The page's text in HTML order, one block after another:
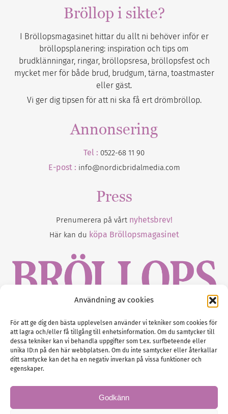
Användning av cookies
För att ge dig den bästa upplevelsen använder vi tekniker som cookies för
att lagra och/eller få tillgång till enhetsinformation. Om du samtycker till
dessa tekniker kan vi behandla uppgifter som t.ex. surfbeteende eller
unika ID:n på den här webbplatsen. Om du inte samtycker eller återkallar
ditt samtycke kan det ha en negativ inverkan på vissa funktioner och
egenskaper.
Godkänn
Bröllop i sikte?
I Bröllopsmagasinet hittar du allt ni behöver inför er
bröllopsplanering: inspiration och tips om
brudklänningar, ringar, bröllopsresa, bröllopsfest och
mycket mer för både brud, brudgum, tärna, toastmaster
eller gäst.
Vi ger dig tipsen för att ni ska få ert drömbröllop.
Annonsering
Tel : 0522-68 11 90
E-post : info@nordicbridalmedia.com
Press
Prenumerera på vårt nyhetsbrev!
Här kan du köpa Bröllopsmagasinet
Gustaf Mattssons väg 2, 451 50 Uddevalla
Tel :0522-68 11 90
E-post:info@nordicbridalmedia.com